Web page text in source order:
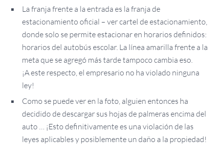
La franja frente a la entrada es la franja de
estacionamiento oficial – ver cartel de estacionamiento,
donde solo se permite estacionar en horarios definidos:
horarios del autobús escolar. La línea amarilla frente a la
meta que se agregó más tarde tampoco cambia eso.
¡A este respecto, el empresario no ha violado ninguna
ley!
Como se puede ver en la foto, alguien entonces ha
decidido de descargar sus hojas de palmeras encima del
auto … ¡Esto definitivamente es una violación de las
leyes aplicables y posiblemente un daño a la propiedad!